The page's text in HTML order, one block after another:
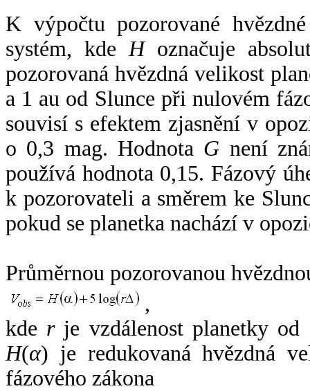
K výpočtu pozorované
systém, kde Hoznačuje
pozorovaná hvězdná velikost
a 1 au od Slunce při nulovém
souvisí s efektem zjasnění v
o 0,3 mag. Hodnota G není
používá hodnota 0,15. Fázový
k pozorovateli a směrem ke
pokud se planetka nachází v
Průměrnou pozorovanou
,
kde rje vzdálenost planetky od
H(α) je redukovaná hvězdná
fázového zákona